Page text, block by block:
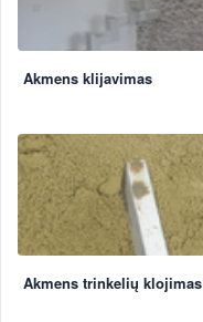
Akmens klijavimas
Akmens trinkelių klojimas